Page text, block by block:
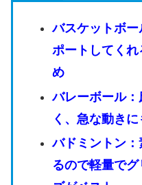
バスケットボ
ポートしてく
め
バレーボール
く、急な動き
バドミントン
るので軽量で